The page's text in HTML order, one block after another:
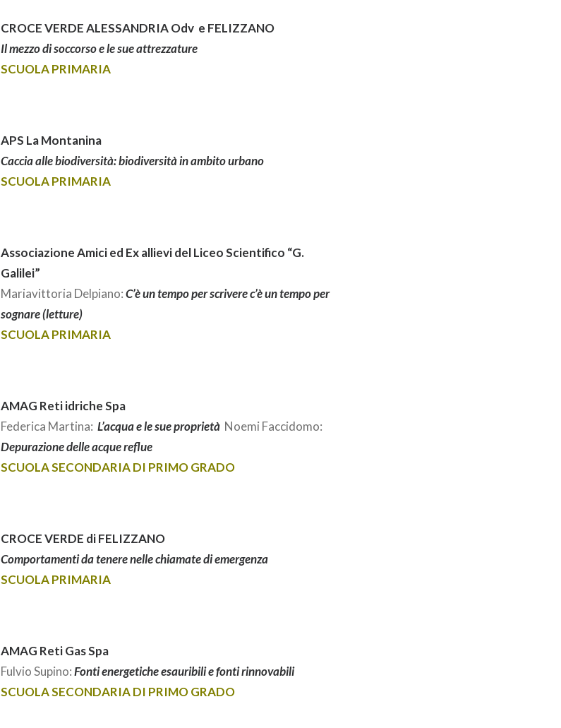
CROCE VERDE ALESSANDRIA Odv e FELIZZANO
Il mezzo di soccorso e le sue attrezzature
SCUOLA PRIMARIA
APS La Montanina
Caccia alle biodiversità: biodiversità in ambito urbano
SCUOLA PRIMARIA
Associazione Amici ed Ex allievi del Liceo Scientifico “G.
Galilei”
Mariavittoria Delpiano:C’è un tempo per scrivere c’è un tempo per
sognare (letture)
SCUOLA PRIMARIA
AMAG Reti idriche Spa
Federica Martina: L’acqua e le sue proprietà Noemi Faccidomo:
Depurazione delle acque reflue
SCUOLA SECONDARIA DI PRIMO GRADO
CROCE VERDE di FELIZZANO
Comportamenti da tenere nelle chiamate di emergenza
SCUOLA PRIMARIA
AMAG Reti Gas Spa
Fulvio Supino:Fonti energetiche esauribili e fonti rinnovabili
SCUOLA SECONDARIA DI PRIMO GRADO